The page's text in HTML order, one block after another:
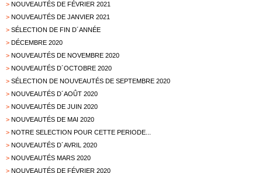
> NOUVEAUTÉS DE FÉVRIER 2021
> NOUVEAUTÉS DE JANVIER 2021
> SÉLECTION DE FIN D´ANNÉE
> DÉCEMBRE 2020
> NOUVEAUTÉS DE NOVEMBRE 2020
> NOUVEAUTÉS D´OCTOBRE 2020
> SÉLECTION DE NOUVEAUTÉS DE SEPTEMBRE 2020
> NOUVEAUTÉS D´AOÛT 2020
> NOUVEAUTÉS DE JUIN 2020
> NOUVEAUTÉS DE MAI 2020
> NOTRE SELECTION POUR CETTE PERIODE...
> NOUVEAUTÉS D´AVRIL 2020
> NOUVEAUTÉS MARS 2020
> NOUVEAUTÉS DE FÉVRIER 2020